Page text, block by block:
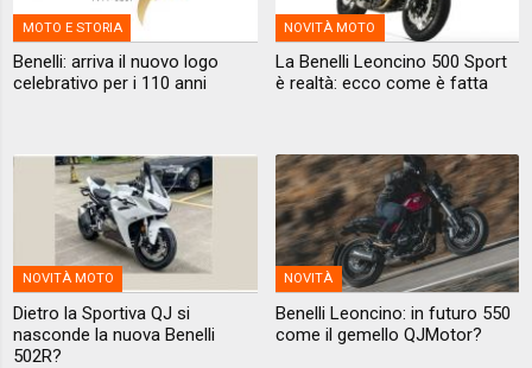
MOTO E STORIA
Benelli: arriva il nuovo logo
celebrativo per i 110 anni
NOVITÀ MOTO
La Benelli Leoncino 500 Sport
è realtà: ecco come è fatta
NOVITÀ MOTO
Dietro la Sportiva QJ si
nasconde la nuova Benelli
502R?
NOVITÀ
Benelli Leoncino: in futuro 550
come il gemello QJMotor?